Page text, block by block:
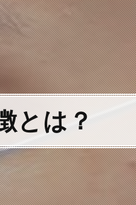
とは？